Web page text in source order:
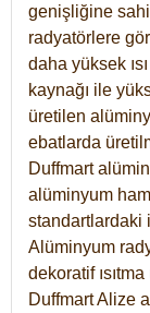
genişliğine
radyatörlere
daha yüksek
kaynağı ile
üretilen
ebatlarda
Duffmart
alüminyum
standartlardaki
Alüminyum
dekoratif
Duffmart Alize